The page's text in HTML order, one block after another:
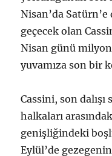
Nisan’da Satürn’e
geçecek olan
Nisan günü
yuvamıza son bir
Cassini, son dalışı
halkaları
genişliğindeki
Eylül’de